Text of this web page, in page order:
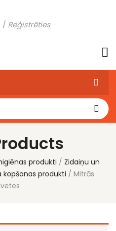
Reģistrēties
produkti
Zidaiņu un
kopšanas produkti
Mitrās